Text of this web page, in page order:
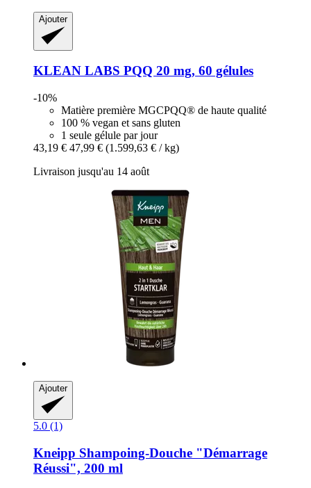
Ajouter
KLEAN LABS PQQ 20 mg, 60 gélules
-10%
Matière première MGCPQQ® de haute qualité
100 % vegan et sans gluten
1 seule gélule par jour
43,19 € 47,99 € (1.599,63 € / kg)
Livraison jusqu'au 14 août
Ajouter
5.0 (1)
Kneipp Shampoing-​Douche "Démarrage
Réussi", 200 ml